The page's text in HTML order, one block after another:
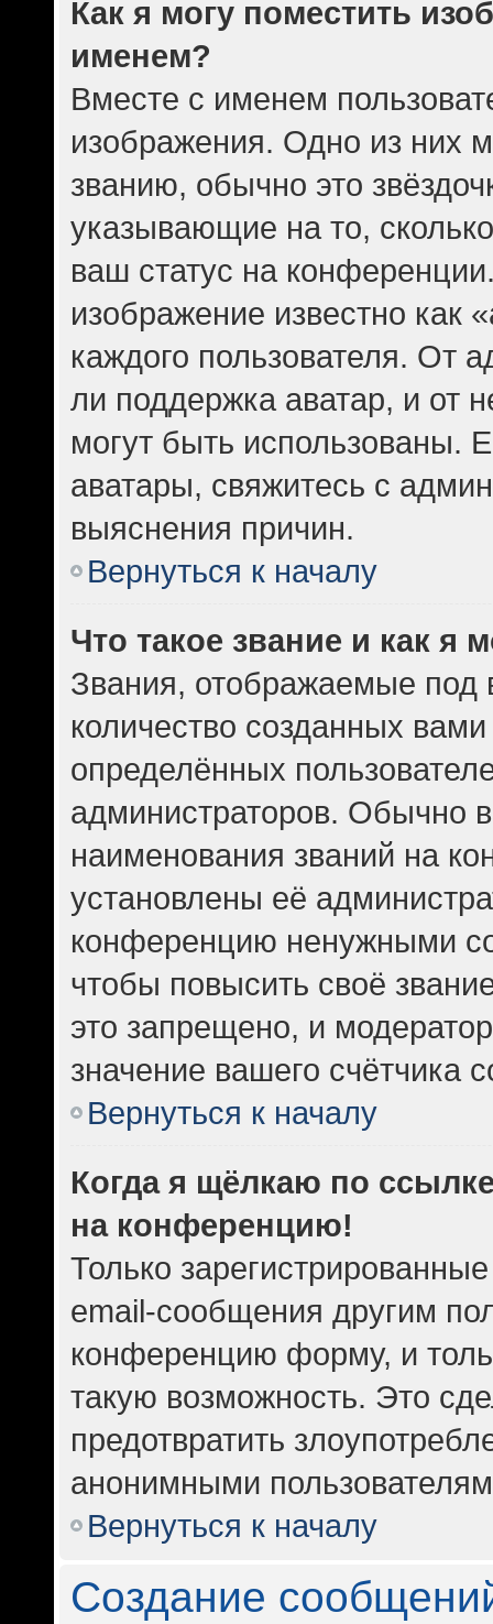
Как я могу поместить
именем?
Вместе с именем
изображения. Одно из них
званию, обычно это
указывающие на то,
ваш статус на
изображение известно как
каждого пользователя. От
ли поддержка аватар, и от
могут быть использованы.
аватары, свяжитесь с
выяснения причин.
Вернуться к началу
Что такое звание и как я
Звания, отображаемые
количество созданных
определённых
администраторов. Обычно
наименования званий на
установлены её
конференцию ненужными
чтобы повысить своё
это запрещено, и
значение вашего счётчика
Вернуться к началу
Когда я щёлкаю по
на конференцию!
Только
email-сообщения другим
конференцию форму, и
такую возможность. Это
предотвратить
анонимными
Вернуться к началу
Создание